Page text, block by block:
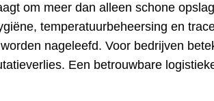
om meer dan alleen schone
temperatuurbeheersing en
nageleefd. Voor bedrijven
Een betrouwbare